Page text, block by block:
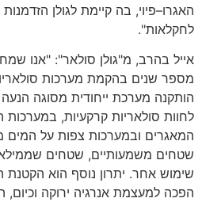
–פיוי,בה קיימת לגולן הזדמנות
".
בהרב,מ"גולן סולאר": "אנו שמחים
שנים בהקמת מערכות סולאריות.
מערכת ייחודית מסוגה הנעה עם
סולאריות קרקעיות,במערכות
ובמערכות צפות על המים
משמעותיים,שטחים שממילא לא
אחר .יתרון נוסף הוא הקטנת האידוי
למעצמת אנרגיה ירוקה וכיום ,היא